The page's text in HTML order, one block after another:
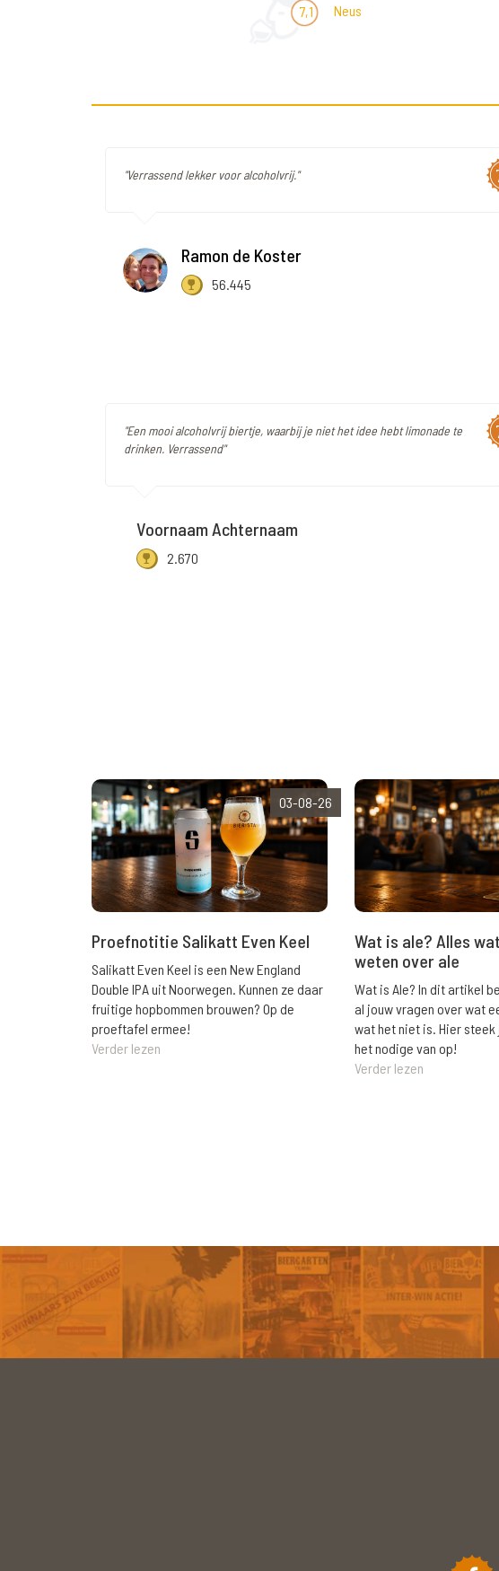
7,1 Neus
"Verrassend lekker voor alcoholvrij."
Ramon de Koster
56.445
"Een mooi alcoholvrij biertje, waarbij je niet het idee hebt limonade te
drinken. Verrassend"
Voornaam Achternaam
2.670
03-08-26
Proefnotitie Salikatt Even Keel
Salikatt Even Keel is een New England
Double IPA uit Noorwegen. Kunnen ze daar
fruitige hopbommen brouwen? Op de
proeftafel ermee!
Verder lezen
Wat is ale? Alles
weten over ale
Wat is Ale? In dit artikel
al jouw vragen over wat
wat het niet is. Hier
het nodige van op!
Verder lezen